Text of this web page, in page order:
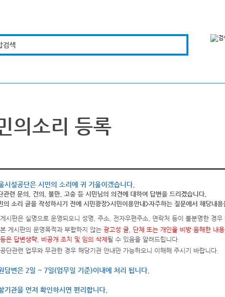
검색
의소리 등록
시설공단은 시민의 소리에 귀 기울이겠습니다.
관련 문의, 건의, 불만, 고충 등 시민님의 의견에 대하여 답변을 드리겠습니다.
의 소리 글을 작성하시기 전에 시민광장>시민이용안내>자주하는 질문에서 해당내
게시판은 실명으로 운영되오니 성명, 주소, 전자우편주소, 연락처 등이 불분명한 경우
본 게시판의 운영목적과 부합하지 않는 광고성 글, 단체 또는 개인을 비방·음해한 내
등은 답변생략, 비공개 조치 및 임의 삭제 될 수 있음을 알려드립니다.
공단관련 업무와 무관한 경우 해당기관 안내만 가능하오니 이해해 주시기 바랍니다.
답변은 2일 ~ 7일(업무일 기준)이내에 처리 됩니다.
기관을 먼저 확인하시면 편리합니다.